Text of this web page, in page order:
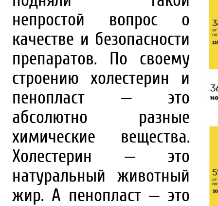
непростой вопрос о
качестве и безопасности
препаратов. По своему
строению холестерин и
пенопласт — это
абсолютно разные
химические вещества.
Холестерин — это
натуральный животный
жир. А пенопласт — это